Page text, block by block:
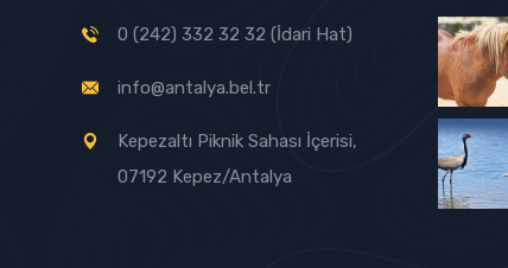
0 (242) 332 32 32 (İdari Hat)
info@antalya.bel.tr
Kepezaltı Piknik Sahası İçerisi,
07192 Kepez/Antalya